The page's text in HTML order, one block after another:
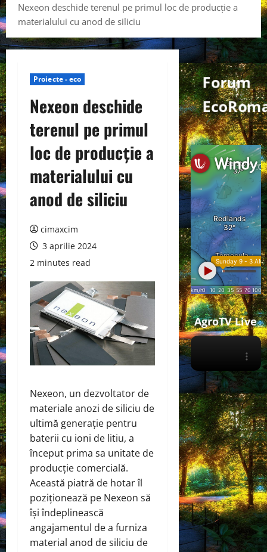
Nexeon deschide terenul pe primul loc de producție a
materialului cu anod de siliciu
Proiecte - eco
Nexeon deschide
terenul pe primul
loc de producție a
materialului cu
anod de siliciu
cimaxcim
3 aprilie 2024
2 minutes read
Nexeon, un dezvoltator de
materiale anozi de siliciu de
ultimă generație pentru
baterii cu ioni de litiu, a
început prima sa unitate de
producție comercială.
Această piatră de hotar îl
poziționează pe Nexeon să
își îndeplinească
angajamentul de a furniza
material anod de siliciu de
Forum
AgroTV Live